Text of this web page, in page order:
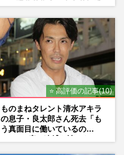
⭐ 高評価の記事(10)
ものまねタレント清水アキラ
の息子・良太郎さん死去「も
う真面目に働いているの